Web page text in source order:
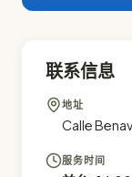
联系信息
地址
Calle
服务时间